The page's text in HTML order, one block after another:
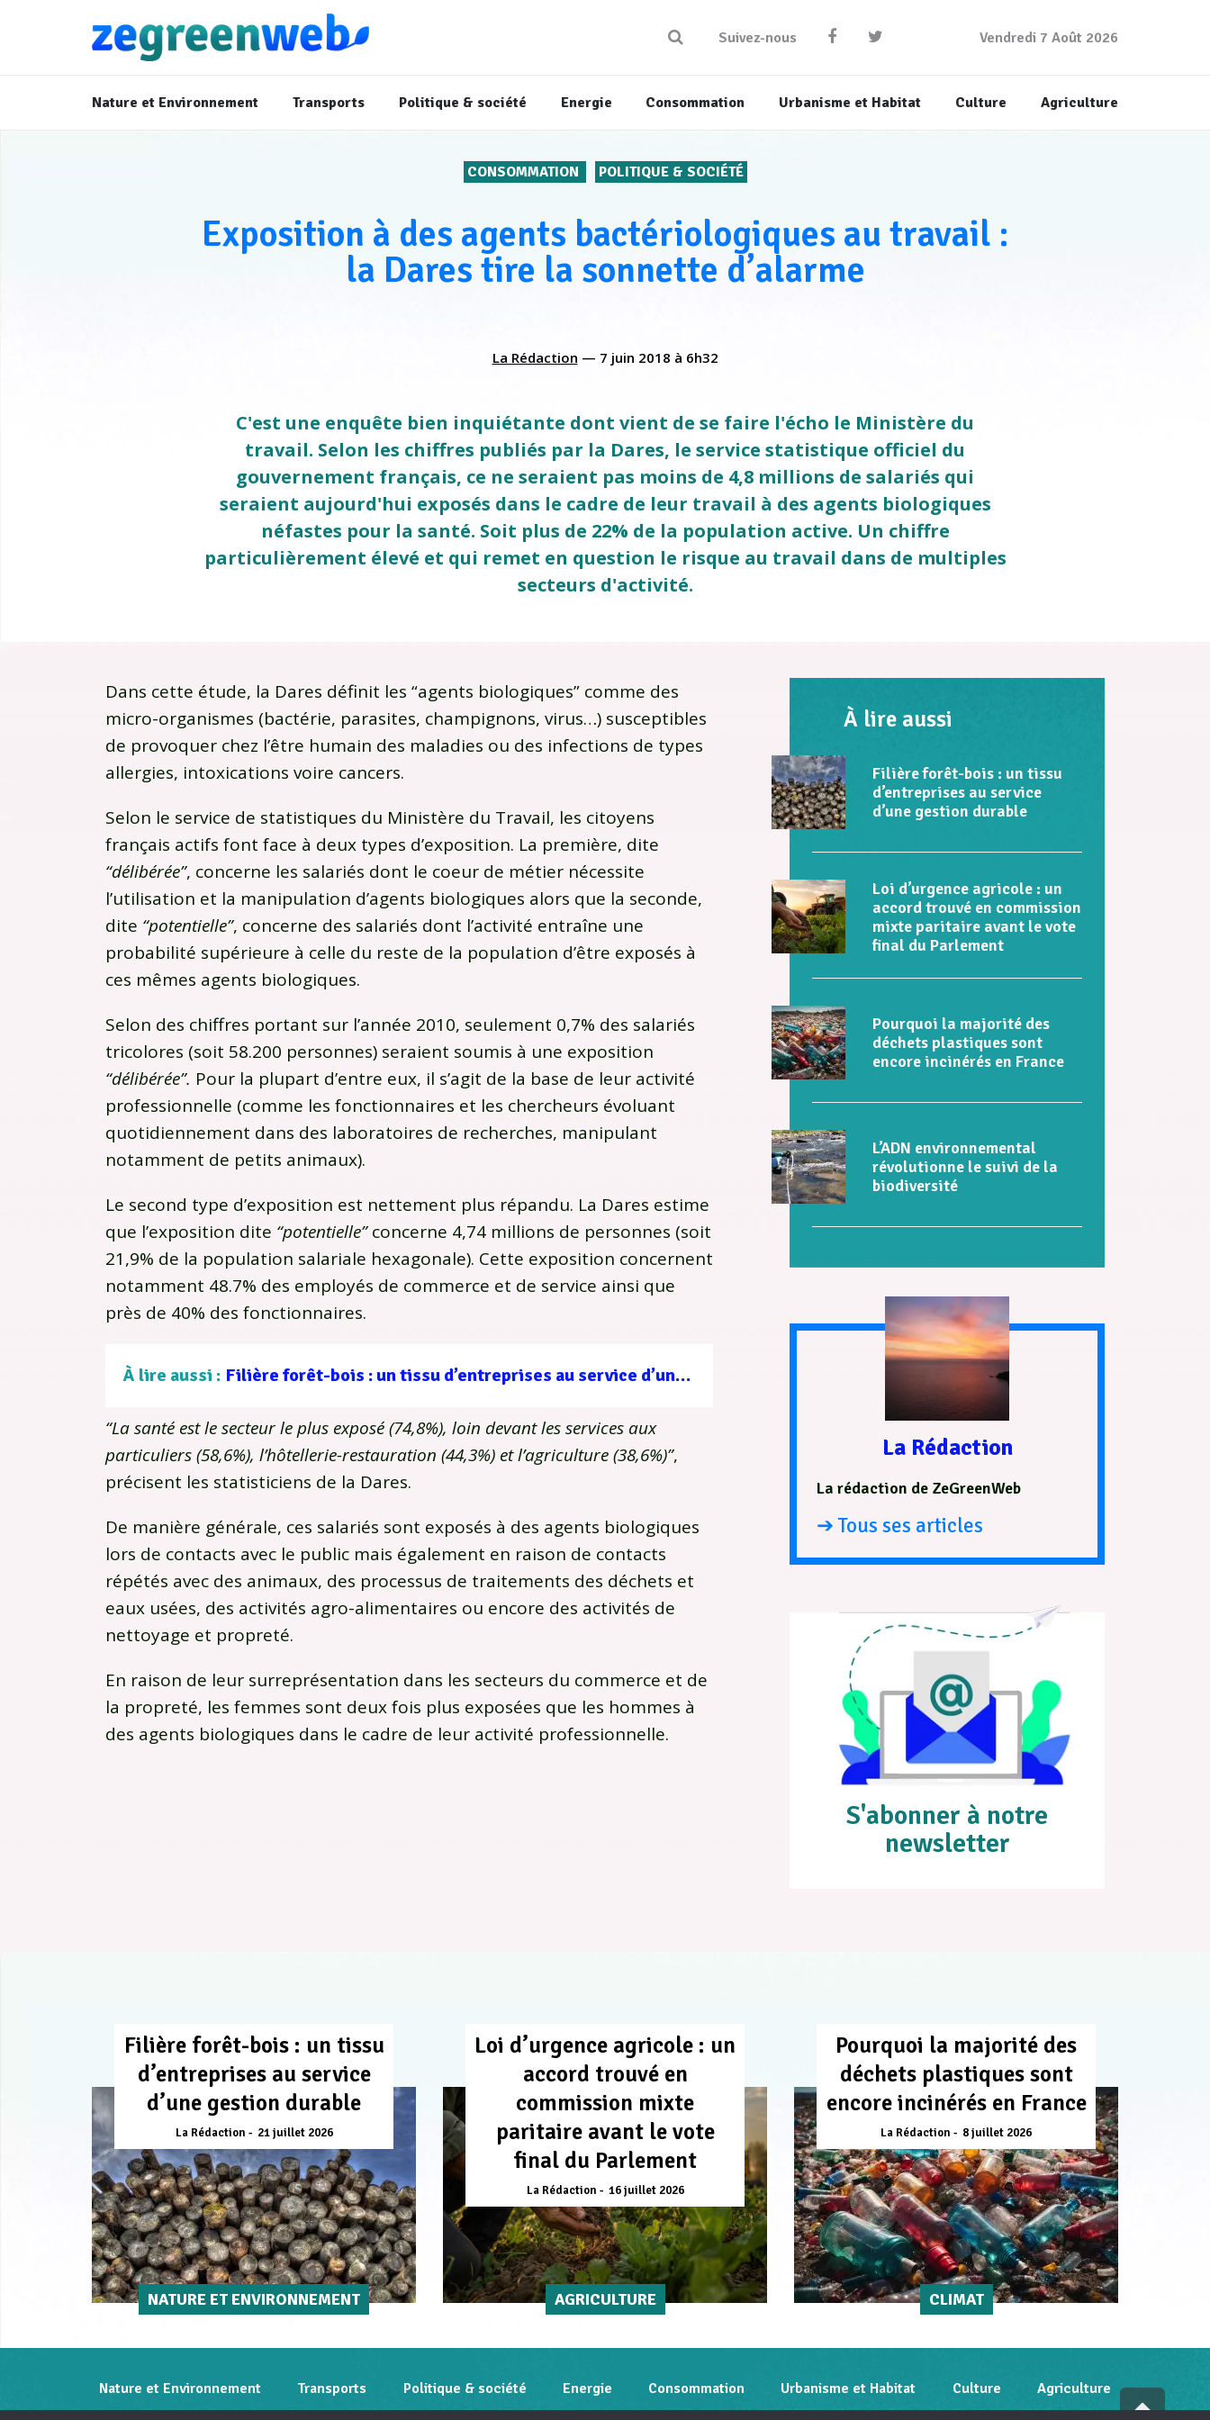
Suivez-nous Vendredi 7 Août 2026
Nature et Environnement Transports Politique & société Energie Consommation Urbanisme et Habitat Culture Agriculture
CONSOMMATION POLITIQUE & SOCIÉTÉ
Exposition à des agents bactériologiques au travail :
la Dares tire la sonnette d’alarme
La Rédaction — 7 juin 2018 à 6h32
C'est une enquête bien inquiétante dont vient de se faire l'écho le Ministère du
travail. Selon les chiffres publiés par la Dares, le service statistique officiel du
gouvernement français, ce ne seraient pas moins de 4,8 millions de salariés qui
seraient aujourd'hui exposés dans le cadre de leur travail à des agents biologiques
néfastes pour la santé. Soit plus de 22% de la population active. Un chiffre
particulièrement élevé et qui remet en question le risque au travail dans de multiples
secteurs d'activité.
Dans cette étude, la Dares définit les “agents biologiques” comme des
micro-organismes (bactérie, parasites, champignons, virus…) susceptibles
de provoquer chez l’être humain des maladies ou des infections de types
allergies, intoxications voire cancers.
Selon le service de statistiques du Ministère du Travail, les citoyens
français actifs font face à deux types d’exposition. La première, dite
“délibérée”, concerne les salariés dont le coeur de métier nécessite
l’utilisation et la manipulation d’agents biologiques alors que la seconde,
dite “potentielle”, concerne des salariés dont l’activité entraîne une
probabilité supérieure à celle du reste de la population d’être exposés à
ces mêmes agents biologiques.
Selon des chiffres portant sur l’année 2010, seulement 0,7% des salariés
tricolores (soit 58.200 personnes) seraient soumis à une exposition
“délibérée”. Pour la plupart d’entre eux, il s’agit de la base de leur activité
professionnelle (comme les fonctionnaires et les chercheurs évoluant
quotidiennement dans des laboratoires de recherches, manipulant
notamment de petits animaux).
Le second type d’exposition est nettement plus répandu. La Dares estime
que l’exposition dite “potentielle”concerne 4,74 millions de personnes (soit
21,9% de la population salariale hexagonale). Cette exposition concernent
notamment 48.7% des employés de commerce et de service ainsi que
près de 40% des fonctionnaires.
À lire aussi : Filière forêt-bois : un tissu d’entreprises au service d’une gestion durable
“La santé est le secteur le plus exposé (74,8%), loin devant les services aux
particuliers (58,6%), l’hôtellerie-restauration (44,3%) et l’agriculture (38,6%)”,
précisent les statisticiens de la Dares.
De manière générale, ces salariés sont exposés à des agents biologiques
lors de contacts avec le public mais également en raison de contacts
répétés avec des animaux, des processus de traitements des déchets et
eaux usées, des activités agro-alimentaires ou encore des activités de
nettoyage et propreté.
En raison de leur surreprésentation dans les secteurs du commerce et de
la propreté, les femmes sont deux fois plus exposées que les hommes à
des agents biologiques dans le cadre de leur activité professionnelle.
À lire aussi
Filière forêt-bois : un tissu
d’entreprises au service
d’une gestion durable
Loi d’urgence agricole : un
accord trouvé en commission
mixte paritaire avant le vote
final du Parlement
Pourquoi la majorité des
déchets plastiques sont
encore incinérés en France
L’ADN environnemental
révolutionne le suivi de la
biodiversité
La Rédaction
La rédaction de ZeGreenWeb
➔ Tous ses articles
S'abonner à notre
newsletter
Filière forêt-bois : un tissu
d’entreprises au service
d’une gestion durable
La Rédaction 21 juillet 2026
NATURE ET ENVIRONNEMENT
Loi d’urgence agricole : un
accord trouvé en
commission mixte
paritaire avant le vote
final du Parlement
La Rédaction 16 juillet 2026
AGRICULTURE
Pourquoi la majorité des
déchets plastiques sont
encore incinérés en France
La Rédaction 8 juillet 2026
CLIMAT
Nature et Environnement Transports Politique & société Energie Consommation Urbanisme et Habitat Culture Agriculture